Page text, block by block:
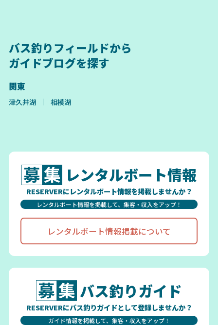
バス釣りフィールドから
ガイドブログを探す
関東
津久井湖 相模湖
レンタルボート情報
RESERVERにレンタルボート情報を掲載しませんか？
レンタルボート情報を掲載して、集客・収入をアップ！
レンタルボート情報掲載について
バス釣りガイド
RESERVERにバス釣りガイドとして登録しませんか？
ガイド情報を掲載して、集客・収入をアップ！